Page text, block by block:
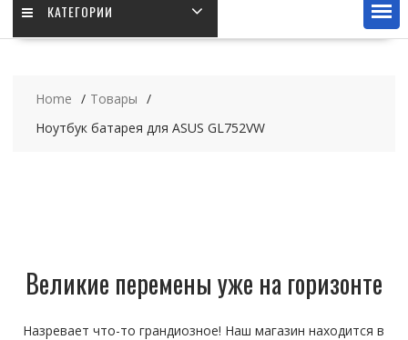
КАТЕГОРИИ
Home
Товары
Ноутбук батарея для ASUS GL752VW
Великие перемены уже на горизонте
Назревает что-то грандиозное! Наш магазин находится в